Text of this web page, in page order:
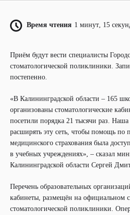
Время чтения 1 минут, 15
Приём будут вести специалисты
стоматологической поликлиники.
постепенно.
«В Калининградской области – 165
организованы стоматологические
посетили порядка 21 тысячи раз. Наша
расширять эту сеть, чтобы помощь по
медицинского страхования была
в учебных учреждениях», – сказал
Калининградской области Сергей
Перечень образовательных
кабинеты, размещён на официальном
стоматологической поликлиники.